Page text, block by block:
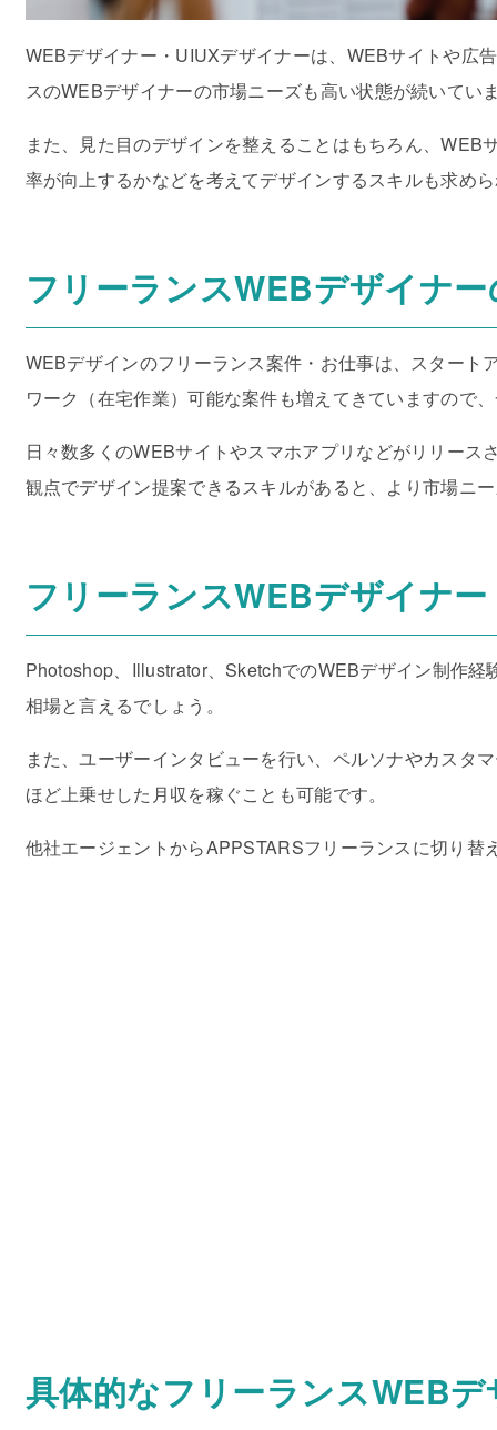
WEBデザイナー・UIUXデザイナーは、WEBサイトや広
スのWEBデザイナーの市場ニーズも高い状態が続いてい
また、見た目のデザインを整えることはもちろん、
率が向上するかなどを考えてデザインするスキルも求め
フリーランスWEBデザイナ
WEBデザインのフリーランス案件・お仕事は、スター
ワーク（在宅作業）可能な案件も増えてきていますので
日々数多くのWEBサイトやスマホアプリなどがリリー
観点でデザイン提案できるスキルがあると、より市場ニ
フリーランスWEBデザイナ
Photoshop、Illustrator、SketchでのWEBデザイン制作
相場と言えるでしょう。
また、ユーザーインタビューを行い、ペルソナやカスタ
ほど上乗せした月収を稼ぐことも可能です。
他社エージェントからAPPSTARSフリーランスに切り
具体的なフリーランスWEB